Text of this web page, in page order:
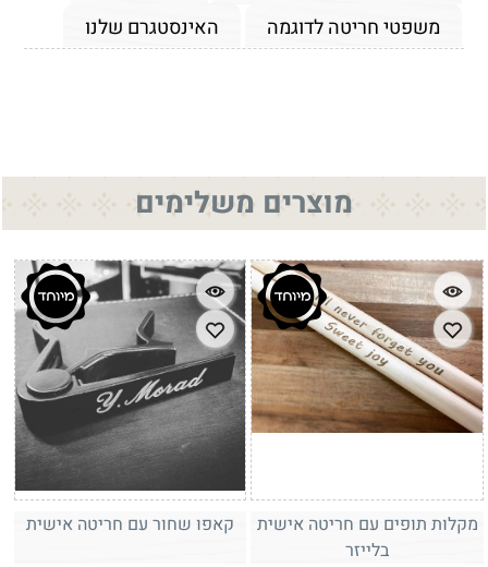
משפטי חריטה לדוגמה האינסטגרם שלנו
מוצרים משלימים
מקלות תופים עם חריטה אישית
בלייזר
קאפו שחור עם חריטה אישית